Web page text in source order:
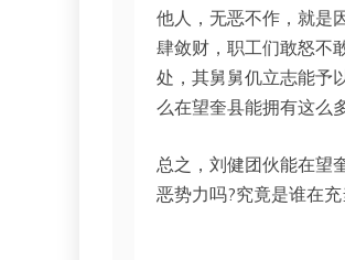
他人，无恶不作，就是
肆敛财，职工们敢怒不
处，其舅舅仉立志能予
么在望奎县能拥有这么
总之，刘健团伙能在望
恶势力吗?究竟是谁在